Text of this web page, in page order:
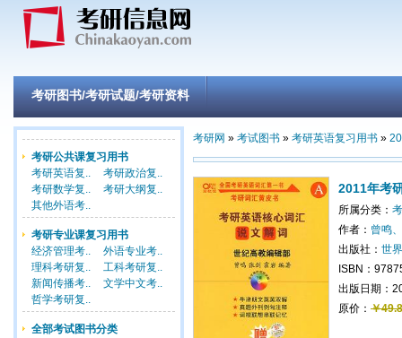
考研图书/考研试题/考研资料
考研公共课复习用书
考研英语复..
考研政治复..
考研数学复..
考研大纲复..
其他外语考..
考研专业课复习用书
经济管理考..
外语专业考..
理科考研复..
工科考研复..
新闻传播考..
文学中文考..
哲学考研复..
全部考试图书分类
考研网 » 考试图书 » 考研英语复习用书 »
2011年考
所属分类：
作者： 曾鸣
出版社： 世
ISBN：
出版日期：
原价： ￥